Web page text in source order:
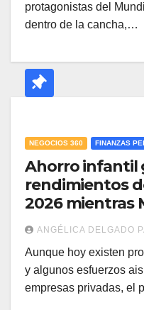
protagonistas del
dentro de la cancha,…
NEGOCIOS 360 FINANZAS
Ahorro infantil
rendimientos
2026 mientras
educación
ANGÉLICA DELGADO
Aunque hoy existen
y algunos esfuerzos
empresas privadas, el